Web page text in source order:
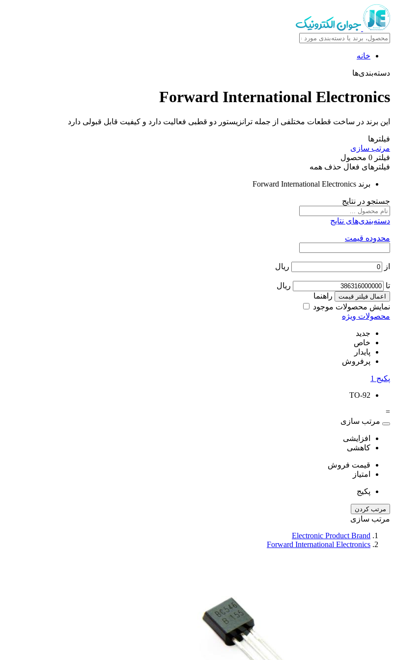
خانه
دسته‌بندی‌ها
Forward International Electronics
این برند در ساخت قطعات مختلفی از جمله ترانزیستور دو قطبی فعالیت دارد و کیفیت قابل قبولی دارد
فیلترها
مرتب سازی
فیلتر 0 محصول
فیلترهای فعال حذف همه
برند Forward International Electronics
جستجو در نتایج
دسته‌بندی‌های نتایج
محدوده قیمت
از ریال
تا ریال
اعمال فیلتر قیمت
راهنما
نمایش محصولات موجود
محصولات ویژه
جدید
خاص
پایدار
پرفروش
پکیج 1
TO-92
=
مرتب سازی
افزایشی
کاهشی
قیمت فروش
امتیاز
پکیج
مرتب کردن
مرتب سازی
Electronic Product Brand
Forward International Electronics